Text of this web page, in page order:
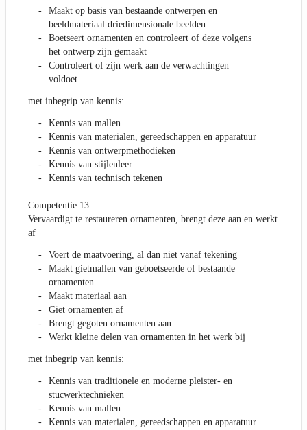
Maakt op basis van bestaande ontwerpen en
beeldmateriaal driedimensionale beelden
Boetseert ornamenten en controleert of deze volgens
het ontwerp zijn gemaakt
Controleert of zijn werk aan de verwachtingen
voldoet
met inbegrip van kennis:
Kennis van mallen
Kennis van materialen, gereedschappen en apparatuur
Kennis van ontwerpmethodieken
Kennis van stijlenleer
Kennis van technisch tekenen
Competentie 13:
Vervaardigt te restaureren ornamenten, brengt deze aan en werkt
af
Voert de maatvoering, al dan niet vanaf tekening
Maakt gietmallen van geboetseerde of bestaande
ornamenten
Maakt materiaal aan
Giet ornamenten af
Brengt gegoten ornamenten aan
Werkt kleine delen van ornamenten in het werk bij
met inbegrip van kennis:
Kennis van traditionele en moderne pleister- en
stucwerktechnieken
Kennis van mallen
Kennis van materialen, gereedschappen en apparatuur